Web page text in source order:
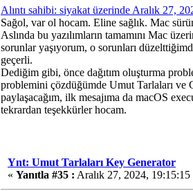
Alıntı sahibi: siyakat üzerinde Aralık 27,
Sağol, var ol hocam. Eline sağlık. Mac
Aslında bu yazılımların tamamını Mac
sorunlar yaşıyorum, o sorunları
geçerli.
Dediğim gibi, önce dağıtım oluşturma
problemini çözdüğümde Umut Tarlaları
paylaşacağım, ilk mesajıma da macOS
tekrardan teşekkürler hocam.
Ynt: Umut Tarlaları Key Generator
« Yanıtla #35 : Aralık 27, 2024, 19:15:15